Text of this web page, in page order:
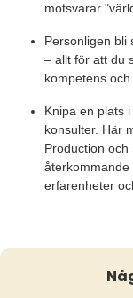
motsvarar
Personligen bli
– allt för att du
kompetens
Knipa en plats
konsulter. Här
Production
erfarenheter